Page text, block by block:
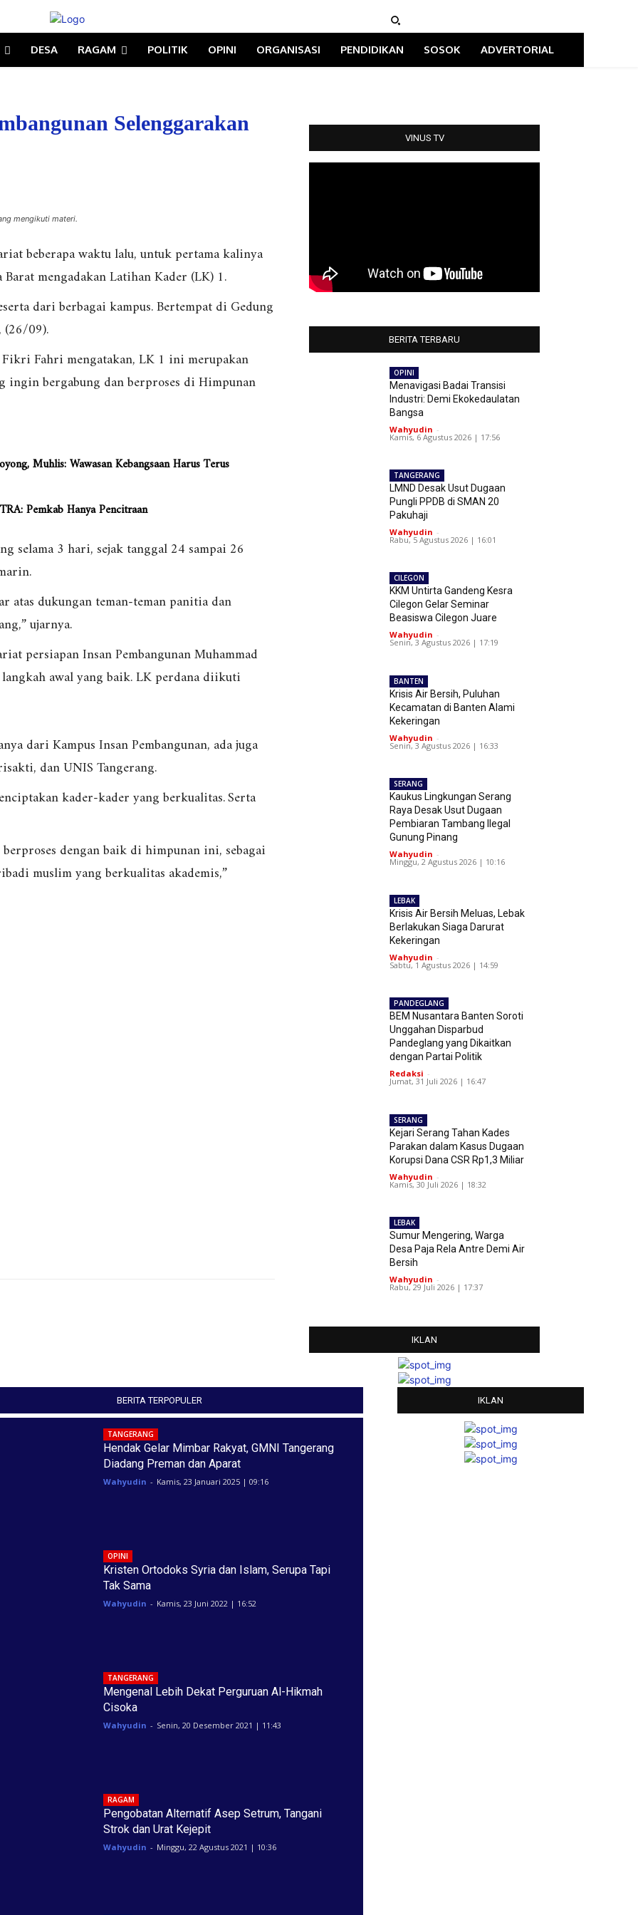
DESA RAGAM POLITIK OPINI ORGANISASI PENDIDIKAN SOSOK ADVERTORIAL
Selenggarakan
mengikuti materi.
beberapa waktu lalu, untuk pertama kalinya
mengadakan Latihan Kader (LK) 1.
dari berbagai kampus. Bertempat di Gedung
(26/09).
Fikri Fahri mengatakan, LK 1 ini merupakan
ingin bergabung dan berproses di Himpunan
Muhlis: Wawasan Kebangsaan Harus Terus
Pemkab Hanya Pencitraan
selama 3 hari, sejak tanggal 24 sampai 26
atas dukungan teman-teman panitia dan
ujarnya.
persiapan Insan Pembangunan Muhammad
awal yang baik. LK perdana diikuti
dari Kampus Insan Pembangunan, ada juga
dan UNIS Tangerang.
kader-kader yang berkualitas.Serta
berproses dengan baik di himpunan ini, sebagai
muslim yang berkualitas akademis,”
VINUS TV
BERITA TERBARU
OPINI
Menavigasi Badai Transisi
Industri: Demi Ekokedaulatan
Bangsa
Wahyudin -
Kamis, 6 Agustus 2026 | 17:56
TANGERANG
LMND Desak Usut Dugaan
Pungli PPDB di SMAN 20
Pakuhaji
Wahyudin -
Rabu, 5 Agustus 2026 | 16:01
CILEGON
KKM Untirta Gandeng Kesra
Cilegon Gelar Seminar
Beasiswa Cilegon Juare
Wahyudin -
Senin, 3 Agustus 2026 | 17:19
BANTEN
Krisis Air Bersih, Puluhan
Kecamatan di Banten Alami
Kekeringan
Wahyudin -
Senin, 3 Agustus 2026 | 16:33
SERANG
Kaukus Lingkungan Serang
Raya Desak Usut Dugaan
Pembiaran Tambang Ilegal
Gunung Pinang
Wahyudin -
Minggu, 2 Agustus 2026 | 10:16
LEBAK
Krisis Air Bersih Meluas, Lebak
Berlakukan Siaga Darurat
Kekeringan
Wahyudin -
Sabtu, 1 Agustus 2026 | 14:59
PANDEGLANG
BEM Nusantara Banten Soroti
Unggahan Disparbud
Pandeglang yang Dikaitkan
dengan Partai Politik
Redaksi -
Jumat, 31 Juli 2026 | 16:47
SERANG
Kejari Serang Tahan Kades
Parakan dalam Kasus Dugaan
Korupsi Dana CSR Rp1,3 Miliar
Wahyudin -
Kamis, 30 Juli 2026 | 18:32
LEBAK
Sumur Mengering, Warga
Desa Paja Rela Antre Demi Air
Bersih
Wahyudin -
Rabu, 29 Juli 2026 | 17:37
IKLAN
BERITA TERPOPULER
TANGERANG
Hendak Gelar Mimbar Rakyat, GMNI Tangerang
Diadang Preman dan Aparat
Wahyudin - Kamis, 23 Januari 2025 | 09:16
OPINI
Kristen Ortodoks Syria dan Islam, Serupa Tapi
Tak Sama
Wahyudin - Kamis, 23 Juni 2022 | 16:52
TANGERANG
Mengenal Lebih Dekat Perguruan Al-Hikmah
Cisoka
Wahyudin - Senin, 20 Desember 2021 | 11:43
RAGAM
Pengobatan Alternatif Asep Setrum, Tangani
Strok dan Urat Kejepit
Wahyudin - Minggu, 22 Agustus 2021 | 10:36
IKLAN